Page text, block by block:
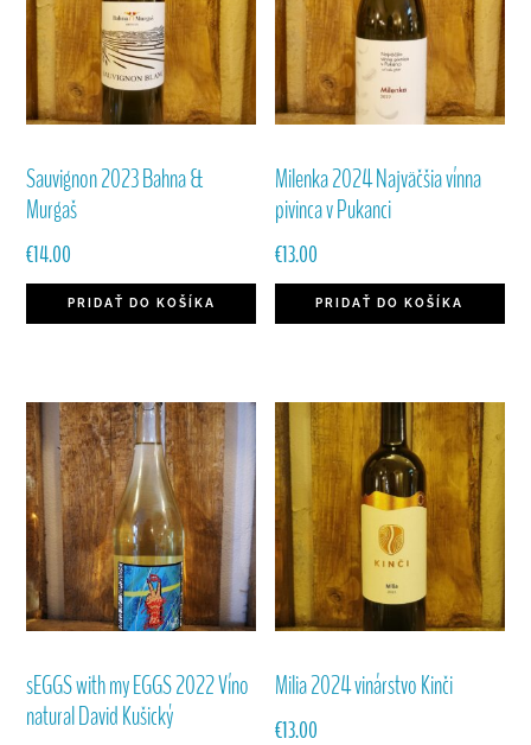
Sauvignon 2023 Bahna &
Murgaš
€14.00
PRIDAŤ DO KOŠÍKA
Milenka 2024 Najväčšia vínna
pivinca v Pukanci
€13.00
PRIDAŤ DO KOŠÍKA
sEGGS with my EGGS 2022 Víno
natural David Kušický
Milia 2024 vinárstvo Kinči
€13.00